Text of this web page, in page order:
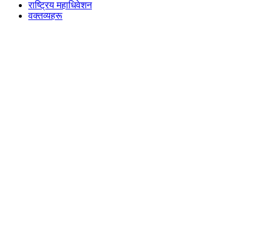
राष्ट्रिय महाधिवेशन
वक्तव्यहरू